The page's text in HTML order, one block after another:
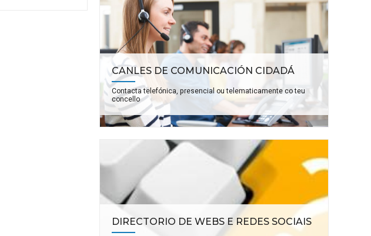
CANLES DE COMUNICACIÓN CIDADÁ
Contacta telefónica, presencial ou telematicamente co teu
concello
DIRECTORIO DE WEBS E REDES SOCIAIS